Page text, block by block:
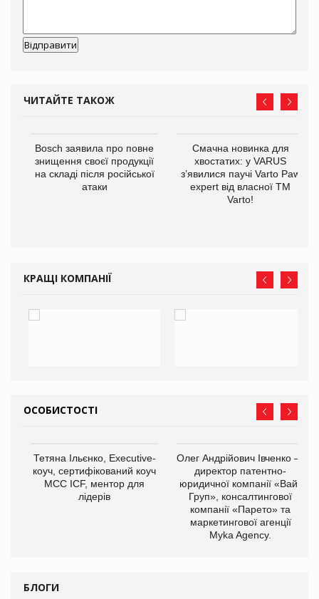
ЧИТАЙТЕ ТАКОЖ
Bosch заявила про повне
знищення своєї продукції
на складі після російської
атаки
Смачна новинка для
хвостатих: у VARUS
з’явилися паучі Varto Paw
expert від власної ТМ
Varto!
КРАЩІ КОМПАНІЇ
ОСОБИСТОСТІ
Тетяна Ільєнко, Executive-
коуч, сертифікований коуч
МСС ICF, ментор для
лідерів
Олег Андрійович Івченко —
директор патентно-
юридичної компанії «Вайз
Груп», консалтингової
компанії «Парето» та
маркетингової агенції
Myka Agency.
БЛОГИ